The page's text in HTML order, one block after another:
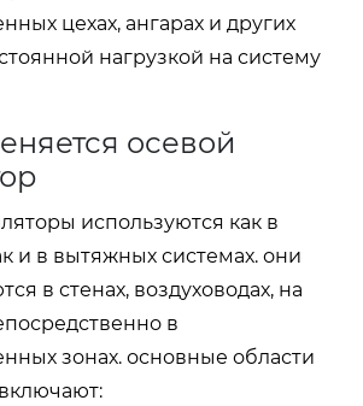
цехах, ангарах и других
нагрузкой на систему
осевой
используются как в
и в вытяжных системах. они
в стенах, воздуховодах, на
в
зонах. основные области